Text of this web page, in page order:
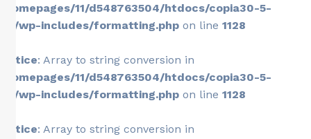
/homepages/11/d548763504/htdocs/copia30-5-
26/wp-includes/formatting.php on line 1128
Notice: Array to string conversion in
/homepages/11/d548763504/htdocs/copia30-5-
26/wp-includes/formatting.php on line 1128
Notice: Array to string conversion in